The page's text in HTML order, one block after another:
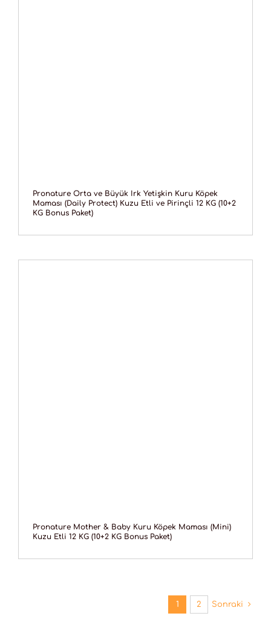
Pronature Orta ve Büyük Irk Yetişkin Kuru Köpek
Maması (Daily Protect) Kuzu Etli ve Pirinçli 12 KG (10+2
KG Bonus Paket)
Pronature Mother & Baby Kuru Köpek Maması (Mini)
Kuzu Etli 12 KG (10+2 KG Bonus Paket)
1 2 Sonraki